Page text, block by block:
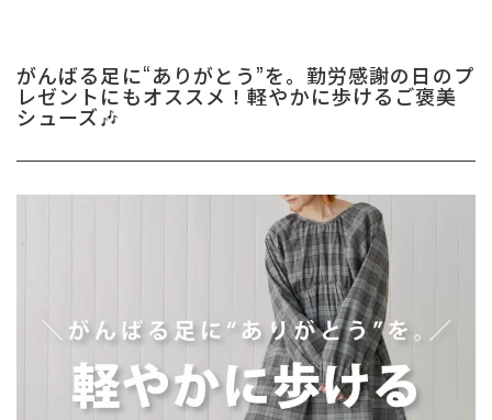
がんばる足に“ありがとう”を。勤労感謝の日のプ
レゼントにもオススメ！軽やかに歩けるご褒美
シューズ🎶
特徴